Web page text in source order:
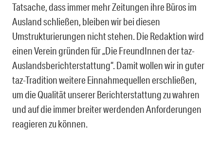
Tatsache, dass immer mehr Zeitungen ihre Büros im
Ausland schließen, bleiben wir bei diesen
Umstrukturierungen nicht stehen. Die Redaktion wird
einen Verein gründen für „Die FreundInnen der taz-
Auslandsberichterstattung“. Damit wollen wir in guter
taz-Tradition weitere Einnahmequellen erschließen,
um die Qualität unserer Berichterstattung zu wahren
und auf die immer breiter werdenden Anforderungen
reagieren zu können.